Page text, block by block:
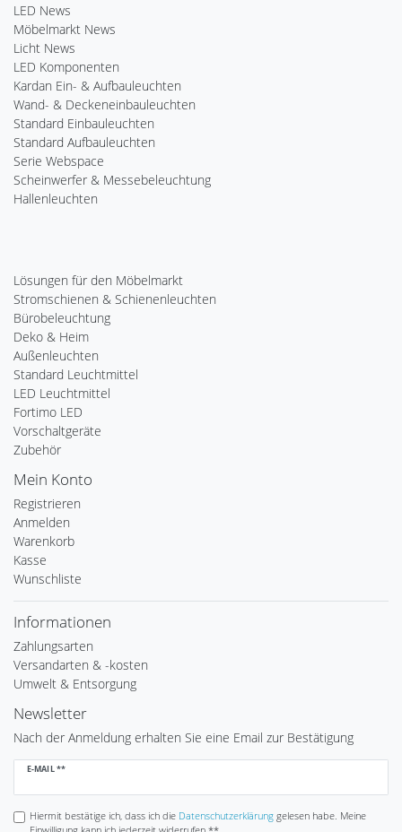
LED News
Möbelmarkt News
Licht News
LED Komponenten
Kardan Ein- & Aufbauleuchten
Wand- & Deckeneinbauleuchten
Standard Einbauleuchten
Standard Aufbauleuchten
Serie Webspace
Scheinwerfer & Messebeleuchtung
Hallenleuchten
Lösungen für den Möbelmarkt
Stromschienen & Schienenleuchten
Bürobeleuchtung
Deko & Heim
Außenleuchten
Standard Leuchtmittel
LED Leuchtmittel
Fortimo LED
Vorschaltgeräte
Zubehör
Mein Konto
Registrieren
Anmelden
Warenkorb
Kasse
Wunschliste
Informationen
Zahlungsarten
Versandarten & -kosten
Umwelt & Entsorgung
Newsletter
Nach der Anmeldung erhalten Sie eine Email zur Bestätigung
E-MAIL **
Newsletter
Hiermit bestätige ich, dass ich die Daten­schutz­erklärunggelesen habe. Meine